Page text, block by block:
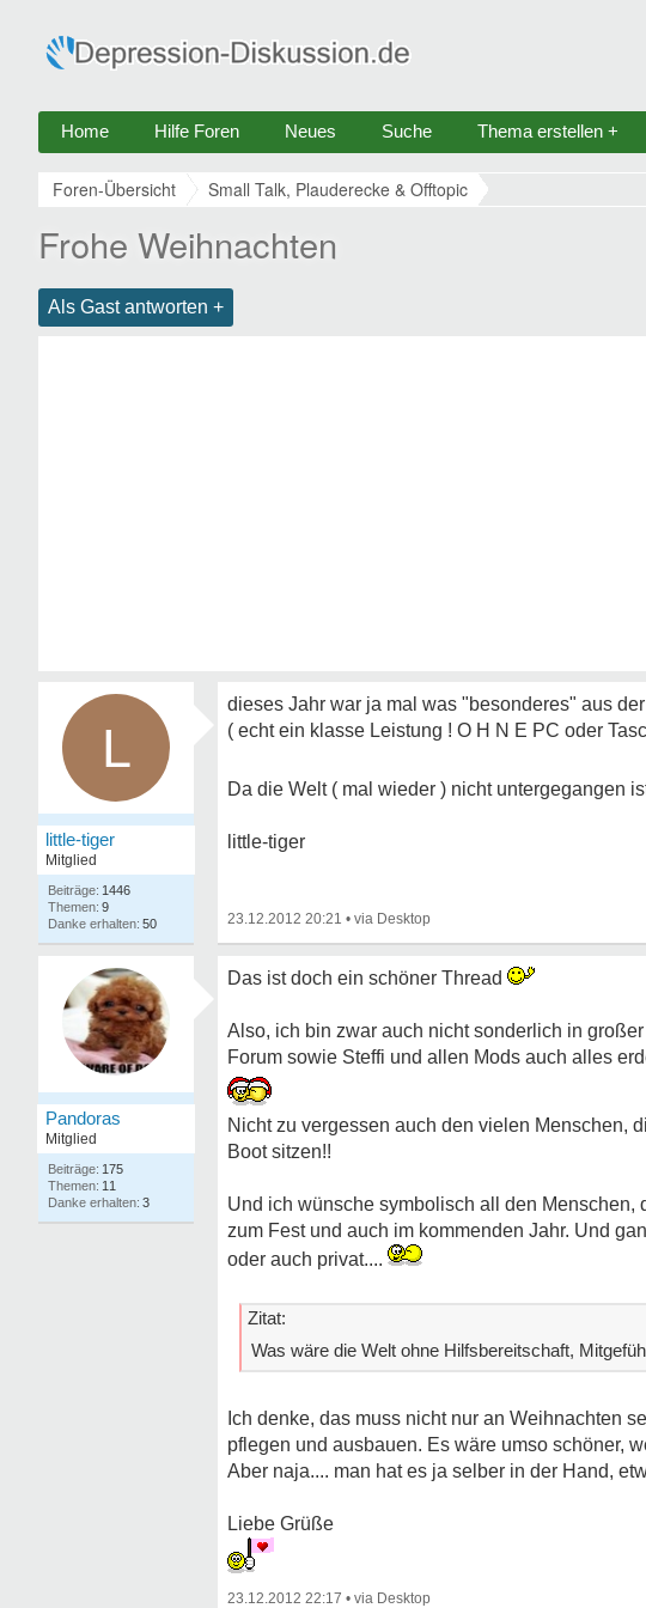
Home Hilfe Foren Neues Suche Thema erstellen +
Foren-Übersicht Small Talk, Plauderecke & Offtopic
Frohe Weihnachten
Als Gast antworten +
L
little-tiger
Mitglied
1446
9
50
dieses Jahr war ja mal was "besonderes" aus
( echt ein klasse Leistung ! O H N E PC oder
Da die Welt ( mal wieder ) nicht untergegangen
little-tiger
23.12.2012 20:21 •
Pandoras
Mitglied
175
11
3
Das ist doch ein schöner Thread
Also, ich bin zwar auch nicht sonderlich in
Forum sowie Steffi und allen Mods auch alles
Nicht zu vergessen auch den vielen Menschen,
Boot sitzen!!
Und ich wünsche symbolisch all den
zum Fest und auch im kommenden Jahr. Und
oder auch privat....
Zitat:
Was wäre die Welt ohne Hilfsbereitschaft,
Ich denke, das muss nicht nur an Weihnachten
pflegen und ausbauen. Es wäre umso schöner,
Aber naja.... man hat es ja selber in der Hand,
Liebe Grüße
23.12.2012 22:17 •